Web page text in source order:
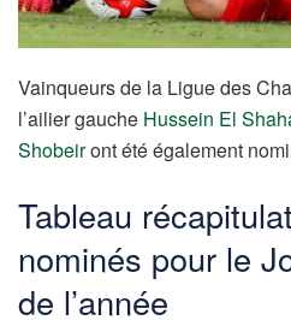
Vainqueurs de la Ligue des
l’ailier gauche Hussein El
Shobeiront été également
Tableau
nominés pour le
de l’année